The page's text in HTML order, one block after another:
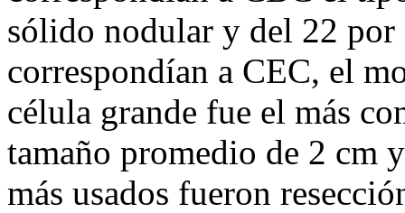
sólido nodular y del 22 por
correspondían a CEC, el
célula grande fue el más
tamaño promedio de 2 cm
más usados fueron